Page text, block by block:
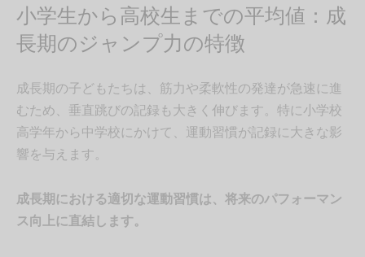
小学生から高校生までの平均値：成
長期のジャンプ力の特徴
成長期の子どもたちは、筋力や柔軟性の発達が急速に進
むため、垂直跳びの記録も大きく伸びます。特に小学校
高学年から中学校にかけて、運動習慣が記録に大きな影
響を与えます。
成長期における適切な運動習慣は、将来のパフォーマン
ス向上に直結します。